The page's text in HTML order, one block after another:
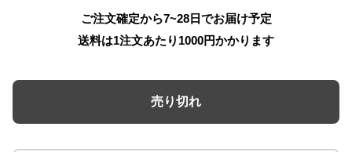
ご注文確定から7~28日でお届け予定
送料は1注文あたり 1000円かかります
売り切れ